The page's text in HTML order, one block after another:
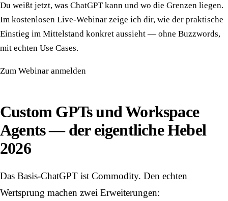
Du weißt jetzt, was ChatGPT kann und wo die Grenzen liegen.
Im kostenlosen Live-Webinar zeige ich dir, wie der praktische
Einstieg im Mittelstand konkret aussieht — ohne Buzzwords,
mit echten Use Cases.
Zum Webinar anmelden
Custom GPTs und Workspace
Agents — der eigentliche Hebel
2026
Das Basis-ChatGPT ist Commodity. Den echten
Wertsprung machen zwei Erweiterungen: